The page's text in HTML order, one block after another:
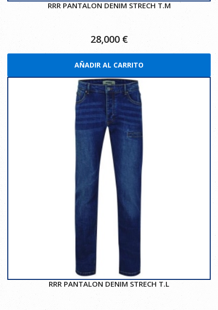
RRR PANTALON DENIM STRECH T.M
28,000€
AÑADIR AL CARRITO
RRR PANTALON DENIM STRECH T.L